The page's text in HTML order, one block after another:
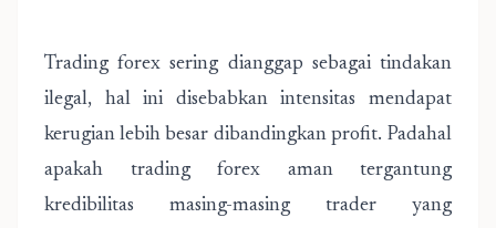
Trading forex sering dianggap sebagai tindakan
ilegal, hal ini disebabkan intensitas mendapat
kerugian lebih besar dibandingkan profit. Padahal
apakah trading forex aman tergantung
kredibilitas masing-masing trader yang